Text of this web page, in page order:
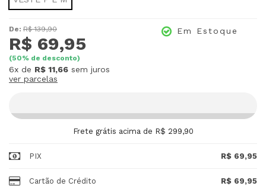
De: R$ 139,90
R$ 69,95
(50% de desconto)
6x de R$ 11,66 sem juros
ver parcelas
Em Estoque
Frete grátis acima de R$ 299,90
PIX R$ 69,95
Cartão de Crédito R$ 69,95